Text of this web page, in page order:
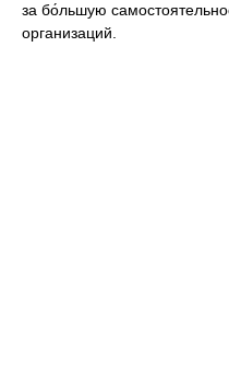
за бо́льшую
организаций.